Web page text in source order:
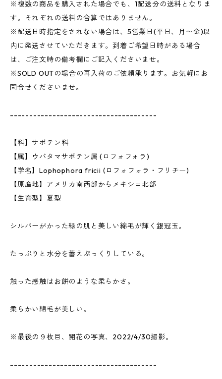
※複数の商品を購入された場合でも、1配送分の送料となりま
す。それぞれの送料の合算ではありません。
※配送日時指定をされない場合は、5営業日(平日、月〜金)以
内に発送させていただきます。到着ご希望日時がある場合
は、ご注文時の備考欄にご記入くださいませ。
※SOLD OUTの場合の再入荷のご依頼承ります。お気軽にお
問合せくださいませ。
--------------------------------------
【科】サボテン科
【属】ウバタマサボテン属 (ロフォフォラ)
【学名】Lophophora fricii (ロフォフォラ・フリチー)
【原産地】アメリカ南西部からメキシコ北部
【生育型】夏型
シルバーがかった緑の肌と美しい綿毛が輝く銀冠玉。
たっぷりと水分を蓄えぷっくりしている。
触った感触はお餅のような柔らかさ。
柔らかい綿毛が美しい。
※最後の９枚目、開花の写真、2022/4/30撮影。
--------------------------------------